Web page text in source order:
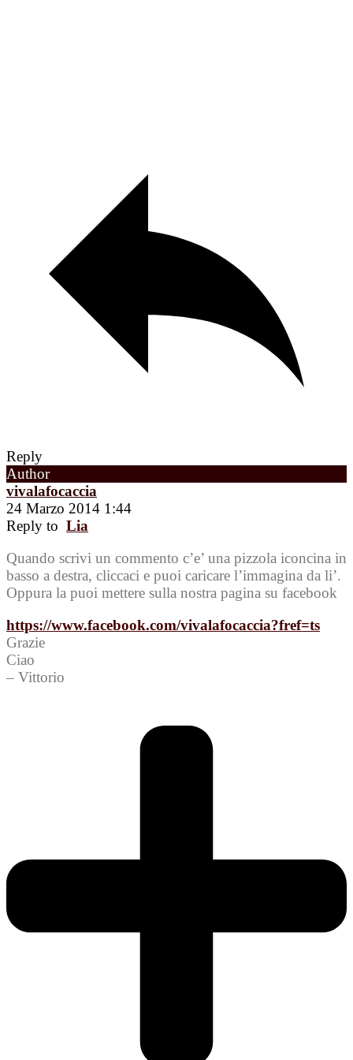
Reply
Author
vivalafocaccia
24 Marzo 2014 1:44
Reply to Lia
Quando scrivi un commento c’e’ una pizzola iconcina in
basso a destra, cliccaci e puoi caricare l’immagina da li’.
Oppura la puoi mettere sulla nostra pagina su facebook
https://www.facebook.com/vivalafocaccia?fref=ts
Grazie
Ciao
– Vittorio